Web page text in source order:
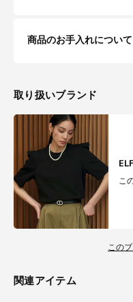
商品のお手入れについて
取り扱いブランド
こ
この
関連アイテム